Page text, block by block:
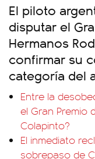
El piloto
disputar el
Hermanos
confirmar su
categoría del
Entre la
el Gran Premio
Colapinto?
El inmediato
sobrepaso de